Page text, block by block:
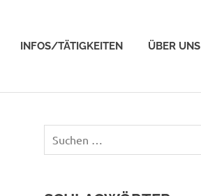
INFOS/TÄTIGKEITEN ÜBER UNS
nach: